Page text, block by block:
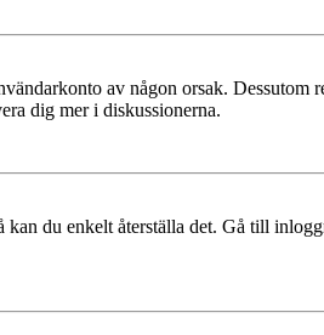
av någon orsak.
dig mer i diskussionerna.
du enkelt återställa det. Gå till